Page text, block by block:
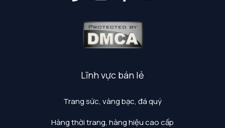
Lĩnh vực bán lẻ
Trang sức, vàng bạc, đá quý
Hàng thời trang, hàng hiệu cao cấp